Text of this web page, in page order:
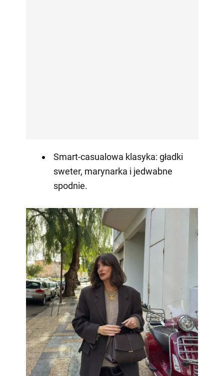
Smart-casualowa klasyka: gładki
sweter, marynarka i jedwabne
spodnie.